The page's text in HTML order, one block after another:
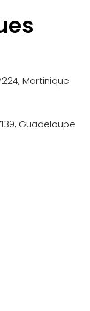
Martinique
Guadeloupe